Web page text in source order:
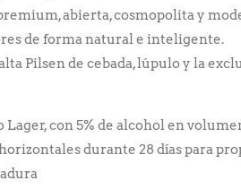
abierta, cosmopolita y
de forma natural e inteligente.
Pilsen de cebada, lúpulo y la
Lager, con 5% de alcohol en
durante 28 días para